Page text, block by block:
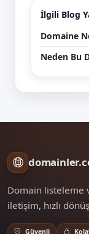
İlgili Blog
Domaine
Neden Bu
Domain listeleme
iletişim, hızlı
Güvenli